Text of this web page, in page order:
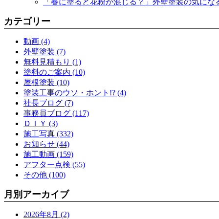
カテゴリー
動画 (4)
外壁塗装 (7)
無料見積もり (1)
塗料のご案内 (10)
屋根塗装 (10)
塗装工事のウソ・ホント!? (4)
社長ブログ (7)
事務員ブログ (117)
ＤＩＹ (3)
施工写真 (332)
お知らせ (44)
施工動画 (159)
アフター点検 (55)
その他 (100)
月別アーカイブ
2026年8月 (2)